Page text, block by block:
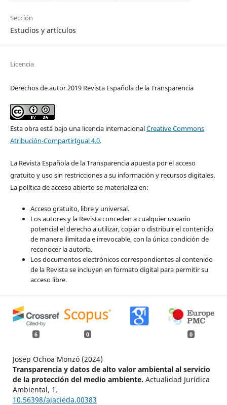
Sección
Estudios y artículos
Licencia
Derechos de autor 2019 Revista Española de la Transparencia
Esta obra está bajo una licencia internacionalCreative Commons
Atribución-CompartirIgual 4.0.
La Revista Española de la Transparencia apuesta por el acceso
gratuito y uso sin restricciones a su información y recursos digitales.
La política de acceso abierto se materializa en:
Acceso gratuito, libre y universal.
Los autores y la Revista conceden a cualquier usuario
potencial el derecho a utilizar, copiar o distribuir el contenido
de manera ilimitada e irrevocable, con la única condición de
reconocer la autoría.
Los documentos electrónicos correspondientes al contenido
de la Revista se incluyen en formato digital para permitir su
acceso libre.
6 0 0
Josep Ochoa Monzó (2024)
Transparencia y datos de alto valor ambiental al servicio
de la protección del medio ambiente. Actualidad Jurídica
Ambiental, 1.
10.56398/ajacieda.00383